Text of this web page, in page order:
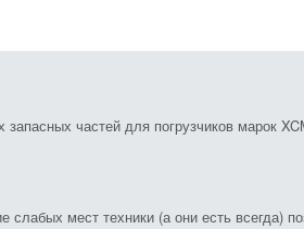
частей для погрузчиков марок
мест техники (а они есть всегда)